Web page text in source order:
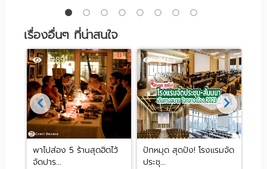
เรื่องอื่นๆ ที่น่าสนใจ
12891
พาไปส่อง 5 ร้านสุดฮิตไว้
จัดปาร...
3463
ปักหมุด สุดปัง! โรงแรมจัด
ประชุ...